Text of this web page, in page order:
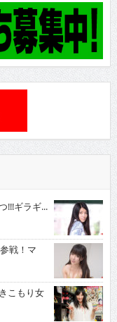
!!!ギラギ...
戦！マ
こもり女